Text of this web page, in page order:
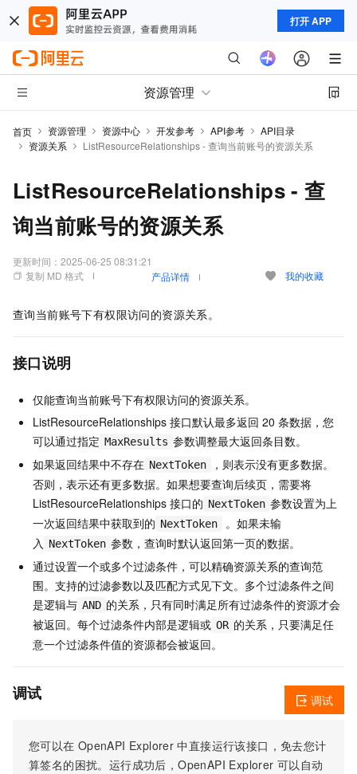
打开 APP
资源管理
首页 资源管理 资源中心 开发参考 API参考
API目录
资源关系
ListResourceRelationships - 查询当前账号的资源关系
ListResourceRelationships - 查
询当前账号的资源关系
更新时间： 2025-06-25 08:31:21
复制 MD 格式
产品详情 我的收藏
查询当前账号下有权限访问的资源关系。
接口说明
仅能查询当前账号下有权限访问的资源关系。
ListResourceRelationships 接口默认最多返回 20 条数据，您
可以通过指定 MaxResults 参数调整最大返回条目数。
如果返回结果中不存在 NextToken
，则表示没有更多数据。
否则，表示还有更多数据。如果想要查询后续页，需要将
ListResourceRelationships 接口的 NextToken 参数设置为上
一次返回结果中获取到的 NextToken
。如果未输
入 NextToken 参数，查询时默认返回第一页的数据。
通过设置一个或多个过滤条件，可以精确资源关系的查询范
围。支持的过滤参数以及匹配方式见下文。多个过滤条件之间
是逻辑与 AND 的关系，只有同时满足所有过滤条件的资源才会
被返回。每个过滤条件内部是逻辑或 OR 的关系，只要满足任
意一个过滤条件值的资源都会被返回。
调试
您可以在 OpenAPI Explorer 中直接运行该接口，免去您计
算签名的困扰。运行成功后，OpenAPI Explorer 可以自动
调试